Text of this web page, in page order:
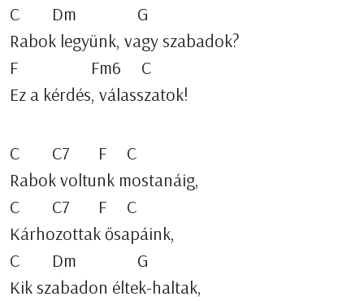
C Dm G
Rabok legyünk, vagy szabadok?
F Fm6 C
Ez a kérdés, válasszatok!
C C7 F C
Rabok voltunk mostanáig,
C C7 F C
Kárhozottak ősapáink,
C Dm G
Kik szabadon éltek-haltak,